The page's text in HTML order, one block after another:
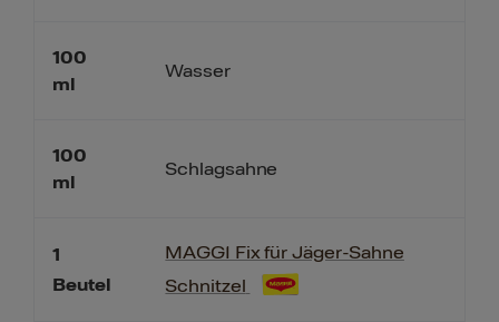
100
ml
100
ml
1
Beutel
Wasser
Schlagsahne
MAGGI Fix für Jäger-Sahne
Schnitzel